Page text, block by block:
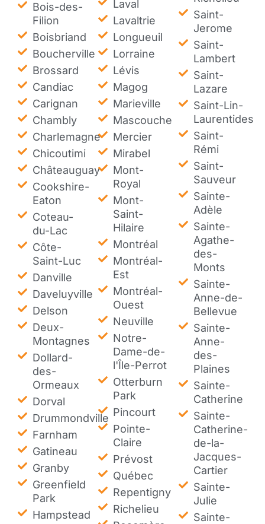
Bois-des-
Filion
Boisbriand
Boucherville
Brossard
Candiac
Carignan
Chambly
Charlemagne
Chicoutimi
Châteauguay
Cookshire-
Eaton
Coteau-
du-Lac
Côte-
Saint-Luc
Danville
Daveluyville
Delson
Deux-
Montagnes
Dollard-
des-
Ormeaux
Dorval
Drummondville
Farnham
Gatineau
Granby
Greenfield
Park
Hampstead
Laval
Lavaltrie
Longueuil
Lorraine
Lévis
Magog
Marieville
Mascouche
Mercier
Mirabel
Mont-
Royal
Mont-
Saint-
Hilaire
Montréal
Montréal-
Est
Montréal-
Ouest
Neuville
Notre-
Dame-de-
l'Île-Perrot
Otterburn
Park
Pincourt
Pointe-
Claire
Prévost
Québec
Repentigny
Richelieu
Saint-
Jerome
Saint-
Lambert
Saint-
Lazare
Saint-Lin-
Laurentides
Saint-
Rémi
Saint-
Sauveur
Sainte-
Adèle
Sainte-
Agathe-
des-
Monts
Sainte-
Anne-de-
Bellevue
Sainte-
Anne-
des-
Plaines
Sainte-
Catherine
Sainte-
Catherine-
de-la-
Jacques-
Cartier
Sainte-
Julie
Sainte-